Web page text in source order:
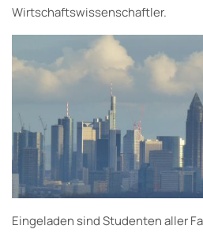
Wirtschaftswissenschaftler.
Eingeladen sind Studenten aller